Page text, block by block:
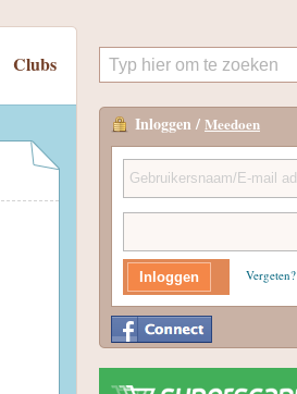
Clubs
Inloggen / Meedoen
Vergeten?